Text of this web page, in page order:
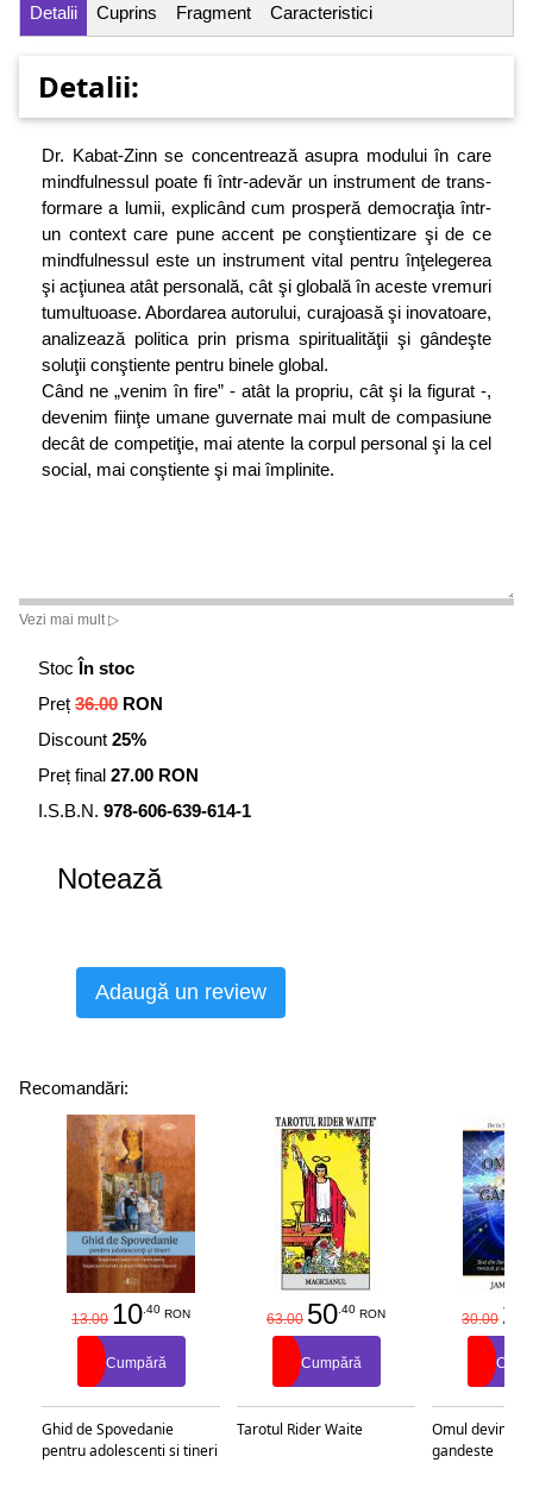
Detalii Cuprins Fragment Caracteristici
Detalii:
Dr. Kabat-Zinn se concentrează asupra modului în care
mindfulnessul poate fi într-adevăr un instrument de trans-
formare a lumii, explicând cum prosperă democraţia într-
un context care pune accent pe conştientizare şi de ce
mindfulnessul este un instrument vital pentru înţelegerea
şi acţiunea atât personală, cât şi globală în aceste vremuri
tumultuoase. Abordarea autorului, curajoasă şi inovatoare,
analizează politica prin prisma spiritualităţii şi gândeşte
soluţii conştiente pentru binele global.
Când ne „venim în fire” - atât la propriu, cât şi la figurat -,
devenim fiinţe umane guvernate mai mult de compasiune
decât de competiţie, mai atente la corpul personal şi la cel
social, mai conştiente şi mai împlinite.
Vezi mai mult ▷
Stoc În stoc
Preț 36.00 RON
Discount 25%
Preț final 27.00 RON
I.S.B.N. 978-606-639-614-1
Notează
Adaugă un review
Recomandări:
13.00 10.40 RON
Cumpără
Ghid de Spovedanie
pentru adolescenti si tineri
63.00 50.40 RON
Cumpără
Tarotul Rider Waite
30.00 25
Omul devine
gandeste